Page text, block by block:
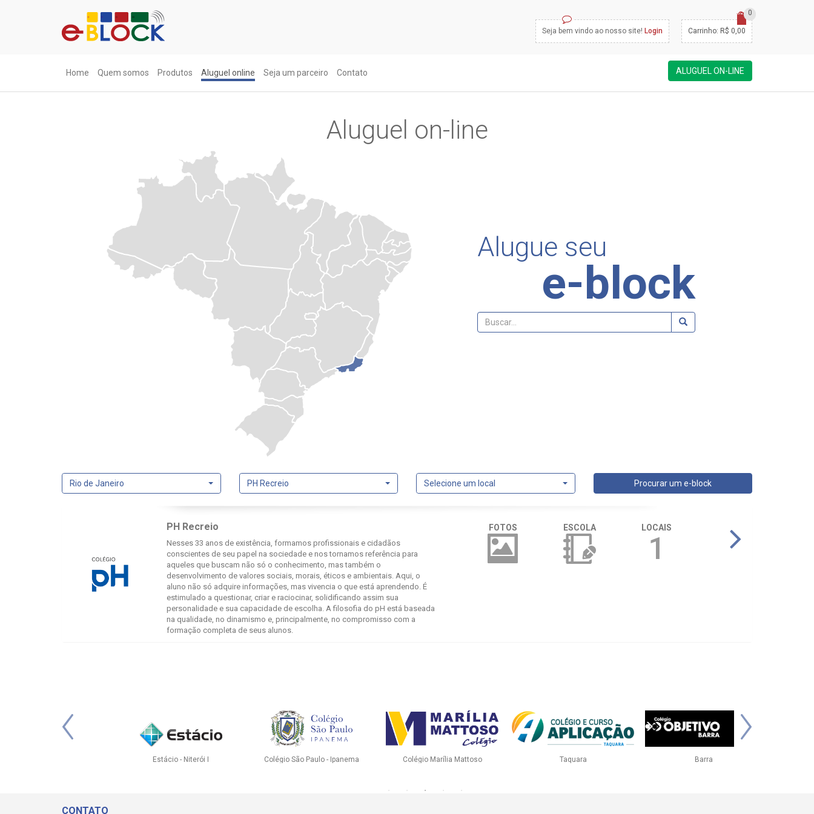
0
Carrinho: R$ 0,00
Seja bem vindo ao nosso site! Login
Home Quem somos Produtos Aluguel online Seja um parceiro Contato ALUGUEL ON-LINE
Aluguel on-line
Alugue seu
e-block
Rio de Janeiro PH Recreio Selecione um local Procurar um e-block
PH Recreio
Nesses 33 anos de existência, formamos profissionais e cidadãos
conscientes de seu papel na sociedade e nos tornamos referência para
aqueles que buscam não só o conhecimento, mas também o
desenvolvimento de valores sociais, morais, éticos e ambientais. Aqui, o
aluno não só adquire informações, mas vivencia o que está aprendendo. É
estimulado a questionar, criar e raciocinar, solidificando assim sua
personalidade e sua capacidade de escolha. A filosofia do pH está baseada
na qualidade, no dinamismo e, principalmente, no compromisso com a
formação completa de seus alunos.
FOTOS ESCOLA LOCAIS
1
Taquara Barra Botafogo PH Freguesia
CONTATO